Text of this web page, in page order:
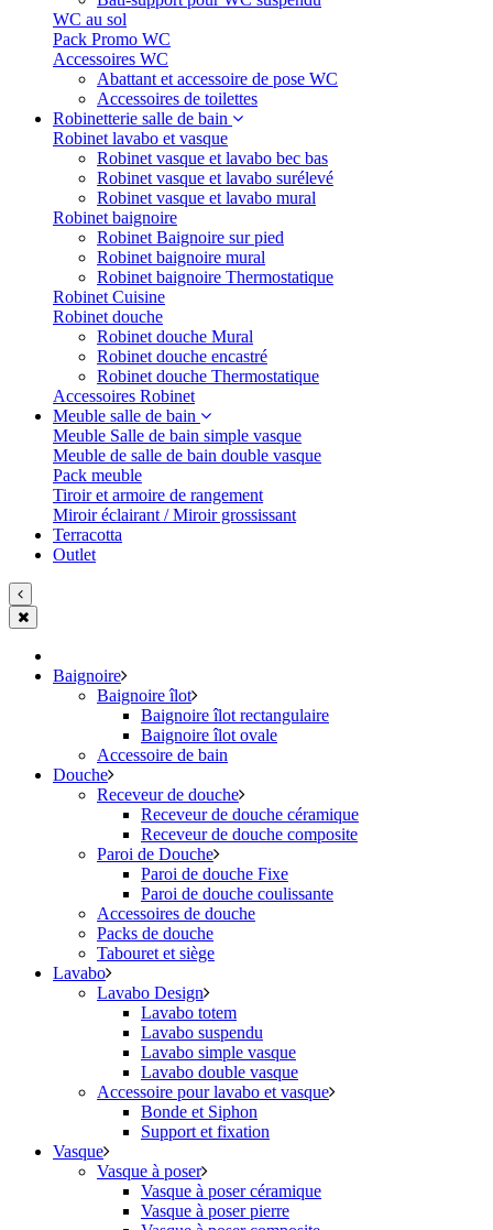
WC au sol
Pack Promo WC
Accessoires WC
Abattant et accessoire de pose WC
Accessoires de toilettes
Robinetterie salle de bain
Robinet lavabo et vasque
Robinet vasque et lavabo bec bas
Robinet vasque et lavabo surélevé
Robinet vasque et lavabo mural
Robinet baignoire
Robinet Baignoire sur pied
Robinet baignoire mural
Robinet baignoire Thermostatique
Robinet Cuisine
Robinet douche
Robinet douche Mural
Robinet douche encastré
Robinet douche Thermostatique
Accessoires Robinet
Meuble salle de bain
Meuble Salle de bain simple vasque
Meuble de salle de bain double vasque
Pack meuble
Tiroir et armoire de rangement
Miroir éclairant / Miroir grossissant
Terracotta
Outlet
Baignoire
Baignoire îlot
Baignoire îlot rectangulaire
Baignoire îlot ovale
Accessoire de bain
Douche
Receveur de douche
Receveur de douche céramique
Receveur de douche composite
Paroi de Douche
Paroi de douche Fixe
Paroi de douche coulissante
Accessoires de douche
Packs de douche
Tabouret et siège
Lavabo
Lavabo Design
Lavabo totem
Lavabo suspendu
Lavabo simple vasque
Lavabo double vasque
Accessoire pour lavabo et vasque
Bonde et Siphon
Support et fixation
Vasque
Vasque à poser
Vasque à poser céramique
Vasque à poser pierre